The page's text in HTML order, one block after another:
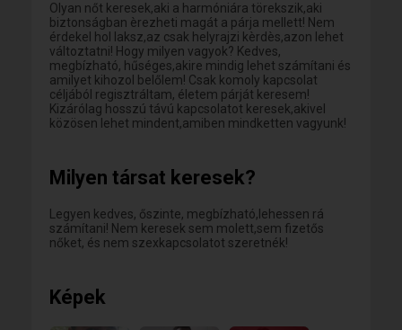
Olyan nőt keresek,aki a harmóniára törekszik,aki
biztonságban èrezheti magát a párja mellett! Nem
érdekel hol laksz,az csak helyrajzi kèrdès,azon lehet
változtatni! Hogy milyen vagyok? Kedves,
megbízható, hűséges,akire mindig lehet számítani és
amilyet kihozol belőlem! Csak komoly kapcsolat
céljából regisztráltam, életem párját keresem!
Kizárólag hosszú távú kapcsolatot keresek,akivel
közösen lehet mindent,amiben mindketten vagyunk!
Milyen társat keresek?
Legyen kedves, őszinte, megbízható,lehessen rá
számítani! Nem keresek sem molett,sem fizetős
nőket, és nem szexkapcsolatot szeretnék!
Képek